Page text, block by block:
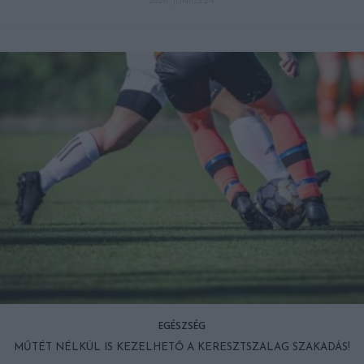
EGÉSZSÉG
MŰTÉT NÉLKÜL IS KEZELHETŐ A KERESZTSZALAG SZAKADÁS!